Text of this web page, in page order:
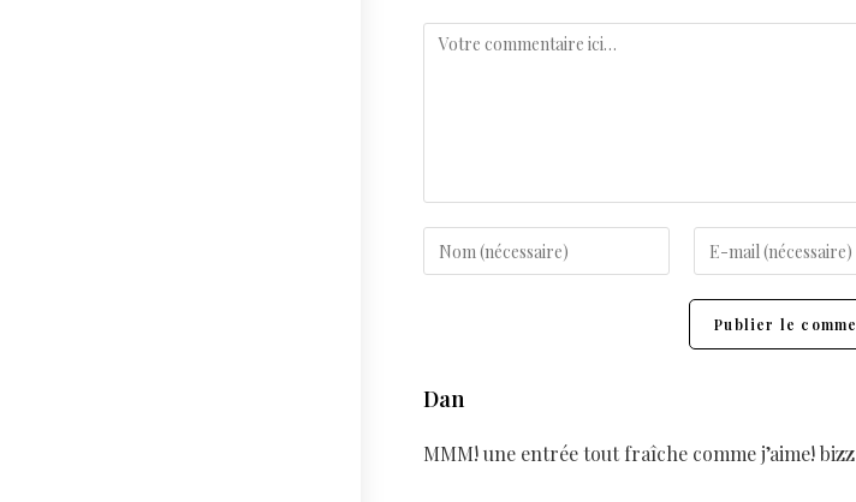
Dan
MMM! une entrée tout fraîche comme j’aime! bizz